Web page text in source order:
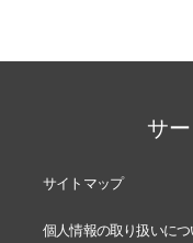
サ
サイトマップ
個人情報の取り扱いにつ